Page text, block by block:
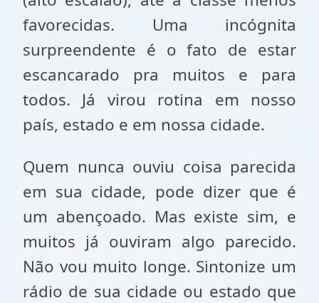
favorecidas. Uma incógnita
surpreendente é o fato de estar
escancarado pra muitos e para
todos. Já virou rotina em nosso
país, estado e em nossa cidade.
Quem nunca ouviu coisa parecida
em sua cidade, pode dizer que é
um abençoado. Mas existe sim, e
muitos já ouviram algo parecido.
Não vou muito longe. Sintonize um
rádio de sua cidade ou estado que